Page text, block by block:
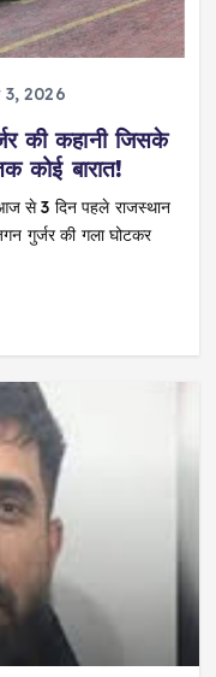
2026
की कहानी जिसके
कोई बारात!
से 3 दिन पहले राजस्थान
गुर्जर की गला घोटकर